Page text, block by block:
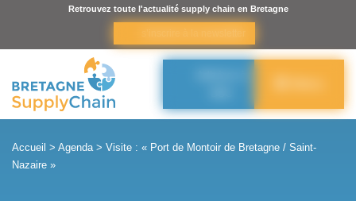
Retrouvez toute l'actualité supply chain en Bretagne
Accueil > Agenda > Visite : « Port de Montoir de Bretagne / Saint-
Nazaire »
Panneau de gestion des cookies